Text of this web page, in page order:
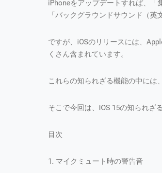
iPhoneをアップデートすれば、「
「バックグラウンドサウンド（
ですが、iOSのリリースには、
くさん含まれています。
これらの知られざる機能の中には
そこで今回は、iOS 15の知られざ
目次
1. マイクミュート時の警告音